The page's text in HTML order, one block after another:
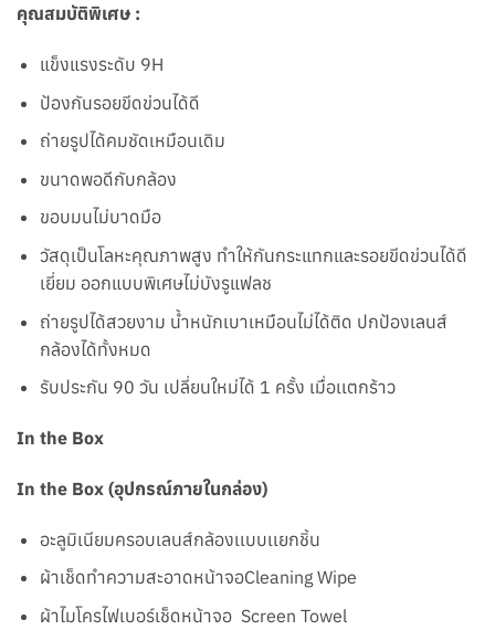
คุณสมบัติพิเศษ :
แข็งแรงระดับ 9H
ป้องกันรอยขีดข่วนได้ดี
ถ่ายรูปได้คมชัดเหมือนเดิม
ขนาดพอดีกับกล้อง
ขอบมนไม่บาดมือ
วัสดุเป็นโลหะคุณภาพสูง ทำให้กันกระแทกและรอยขีดข่วนได้ดี
เยี่ยม ออกแบบพิเศษไม่บังรูแฟลช
ถ่ายรูปได้สวยงาม น้ำหนักเบาเหมือนไม่ได้ติด ปกป้องเลนส์
กล้องได้ทั้งหมด
รับประกัน 90 วัน เปลี่ยนใหม่ได้ 1 ครั้ง เมื่อเเตกร้าว
In the Box
In the Box (อุปกรณ์ภายในกล่อง)
อะลูมิเนียมครอบเลนส์กล้องเเบบเเยกชิ้น
ผ้าเช็ดทำความสะอาดหน้าจอCleaning Wipe
ผ้าไมโครไฟเบอร์เช็ดหน้าจอ Screen Towel